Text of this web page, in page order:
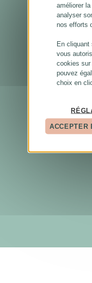
améliorer
analyser
nos efforts
En cliquant
vous
cookies sur
pouvez
choix en
ACCEPTER